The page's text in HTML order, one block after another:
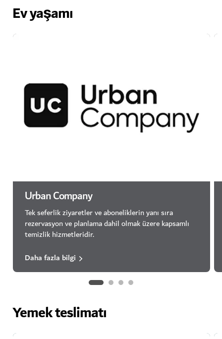
Ev yaşamı
Urban Company
Tek seferlik ziyaretler ve aboneliklerin yanı sıra
rezervasyon ve planlama dahil olmak üzere kapsamlı
temizlik hizmetleridir.
Daha fazla bilgi
Yemek teslimatı